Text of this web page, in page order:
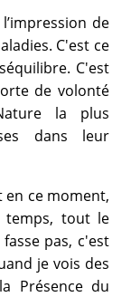
de
C'est ce
C'est
de volonté
la plus
dans leur
en ce moment,
temps, tout le
pas, c'est
je vois des
Présence du